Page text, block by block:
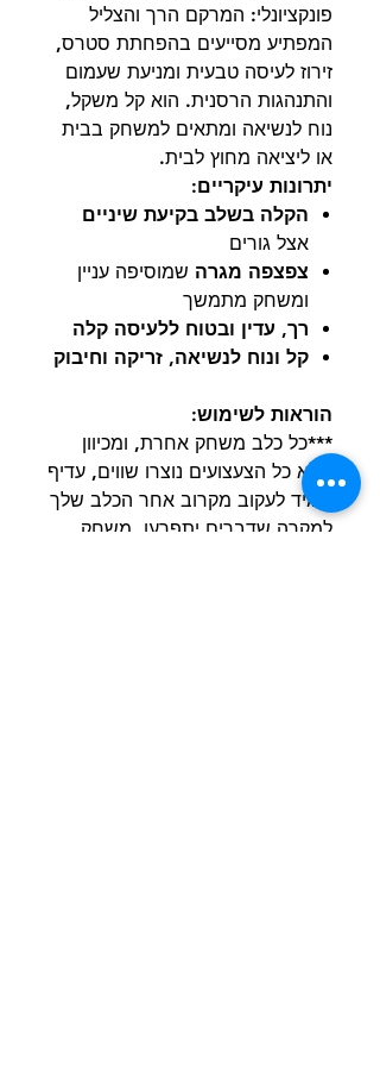
פונקציונלי: המרקם הרך והצליל
המפתיע מסייעים בהפחתת סטרס,
זירוז לעיסה טבעית ומניעת שעמום
והתנהגות הרסנית. הוא קל משקל,
נוח לנשיאה ומתאים למשחק בבית
או ליציאה מחוץ לבית.
יתרונות עיקריים:
הקלה בשלב בקיעת שיניים
אצל גורים
צפצפה מגרה שמוסיפה עניין
ומשחק מתמשך
רך, עדין ובטוח ללעיסה קלה
קל ונוח לנשיאה, זריקה וחיבוק
הוראות לשימוש:
***כל כלב משחק אחרת, ומכיוון
שלא כל הצעצועים נוצרו שווים, עדיף
תמיד לעקוב מקרוב אחר הכלב שלך
למקרה שדברים יתפרעו. משחק